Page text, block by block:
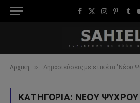
Facebook
X
Instagram
Αρχική » Δημοσιεύσεις με ετικέτα "Νέου
ΚΑΤΗΓΟΡΊΑ: ΝΈΟΥ